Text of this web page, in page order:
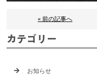
« 前の記事へ
カテゴリー
お知らせ